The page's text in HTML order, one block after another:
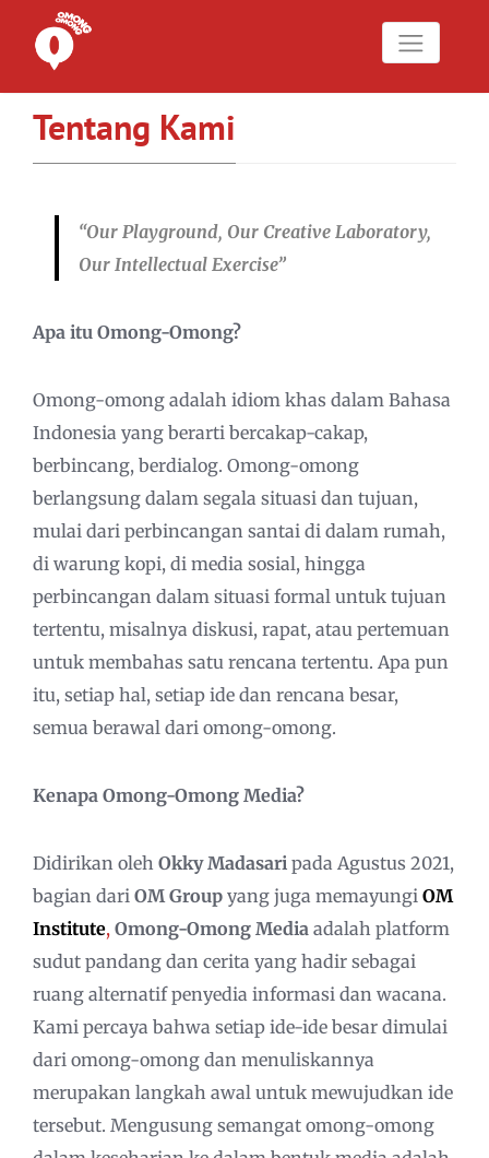
Tentang Kami
“Our Playground, Our Creative Laboratory,
Our Intellectual Exercise”
Apa itu Omong-Omong?
Omong-omong adalah idiom khas dalam Bahasa
Indonesia yang berarti bercakap-cakap,
berbincang, berdialog. Omong-omong
berlangsung dalam segala situasi dan tujuan,
mulai dari perbincangan santai di dalam rumah,
di warung kopi, di media sosial, hingga
perbincangan dalam situasi formal untuk tujuan
tertentu, misalnya diskusi, rapat, atau pertemuan
untuk membahas satu rencana tertentu. Apa pun
itu, setiap hal, setiap ide dan rencana besar,
semua berawal dari omong-omong.
Kenapa Omong-Omong Media?
Didirikan oleh Okky Madasari pada Agustus 2021,
bagian dari OM Group yang juga memayungi OM
Institute, Omong-Omong Media adalah platform
sudut pandang dan cerita yang hadir sebagai
ruang alternatif penyedia informasi dan wacana.
Kami percaya bahwa setiap ide-ide besar dimulai
dari omong-omong dan menuliskannya
merupakan langkah awal untuk mewujudkan ide
tersebut. Mengusung semangat omong-omong